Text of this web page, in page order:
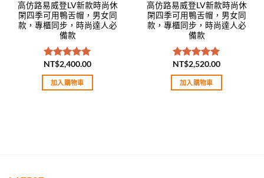
高仿路易威登LV新款時尚休
閑四季可用鴨舌帽，男女同
款，專櫃同步，時尚達人必
備款
評分5.00
滿分 5
NT$2,400.00
加入購物車
高仿路易威登LV新款時尚休
閑四季可用鴨舌帽，男女同
款，專櫃同步，時尚達人必
備款
評分5.00
滿分 5
NT$2,520.00
加入購物車